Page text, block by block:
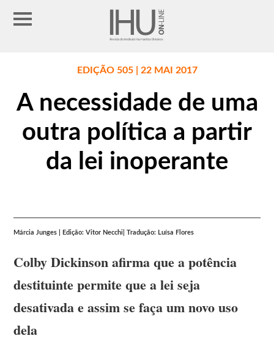
EDIÇÃO 505 | 22 MAI 2017
A necessidade de uma
outra política a partir
da lei inoperante
Márcia Junges | Edição: Vitor Necchi| Tradução: Luísa Flores
Colby Dickinson afirma que a potência
destituinte permite que a lei seja
desativada e assim se faça um novo uso
dela